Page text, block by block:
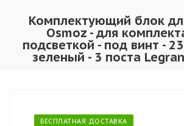
Комплектующий блок
Osmoz - для
подсветкой - под винт -
зеленый - 3 поста
БЕСПЛАТНАЯ ДОСТАВКА